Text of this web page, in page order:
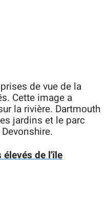
de vue de la
Cette image a
la rivière. Dartmouth
jardins et le parc
de l'île